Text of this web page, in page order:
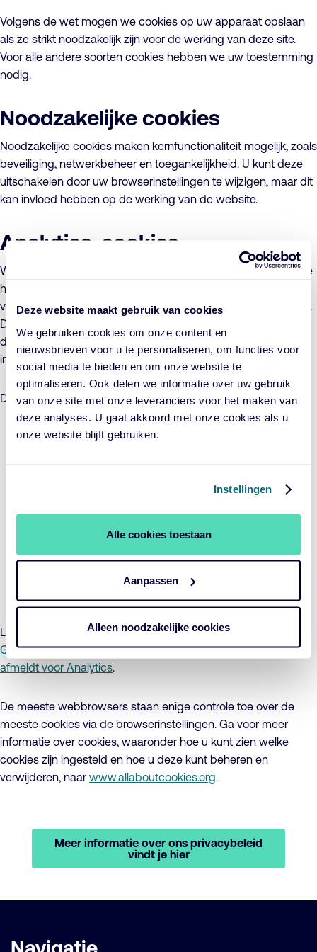
Deze website maakt gebruik van cookies
We gebruiken cookies om onze content en
nieuwsbrieven voor u te personaliseren, om functies voor
social media te bieden en om onze website te
optimaliseren. Ook delen we informatie over uw gebruik
van onze site met onze leveranciers voor het maken van
deze analyses. U gaat akkoord met onze cookies als u
onze website blijft gebruiken.
Instellingen
Alle cookies toestaan
Aanpassen
Alleen noodzakelijke cookies
Volgens de wet mogen we cookies op uw apparaat opslaan
als ze strikt noodzakelijk zijn voor de werking van deze site.
Voor alle andere soorten cookies hebben we uw toestemming
nodig.
Noodzakelijke cookies
Noodzakelijke cookies maken kernfunctionaliteit mogelijk, zoals
beveiliging, netwerkbeheer en toegankelijkheid. U kunt deze
uitschakelen door uw browserinstellingen te wijzigen, maar dit
kan invloed hebben op de werking van de website.
Analytics-cookies
We willen graag Google Analytics-cookies plaatsen om ons te
helpen onze website te verbeteren door informatie te
verzamelen en te rapporteren over hoe u de website gebruikt.
De cookies verzamelen informatie op een manier die niemand
direct identificeert. Zie onderstaande links voor meer
informatie over hoe deze cookies werken.
Deze website maakt gebruik van de volgende cookies:
Cookie Law plug-in cookie
Google Analytics
HubSpot
Lees meer over hetprivacybeleid van Google,
Google Analytics, hetcookiebeleid van HubSpotof hoe u zich
afmeldt voor Analytics.
De meeste webbrowsers staan enige controle toe over de
meeste cookies via de browserinstellingen. Ga voor meer
informatie over cookies, waaronder hoe u kunt zien welke
cookies zijn ingesteld en hoe u deze kunt beheren en
verwijderen, naar www.allaboutcookies.org.
Meer informatie over ons privacybeleid
vindt je hier
Belangrijke